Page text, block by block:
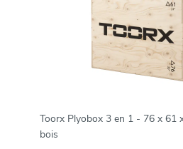
Toorx Plyobox 3 en 1 - 76 x 61
bois